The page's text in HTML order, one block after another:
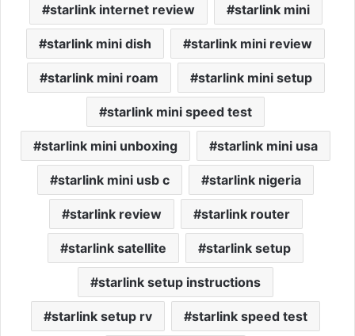
starlink internet review starlink mini
starlink mini dish starlink mini review
starlink mini roam starlink mini setup
starlink mini speed test
starlink mini unboxing starlink mini usa
starlink mini usb c starlink nigeria
starlink review starlink router
starlink satellite starlink setup
starlink setup instructions
starlink setup rv starlink speed test